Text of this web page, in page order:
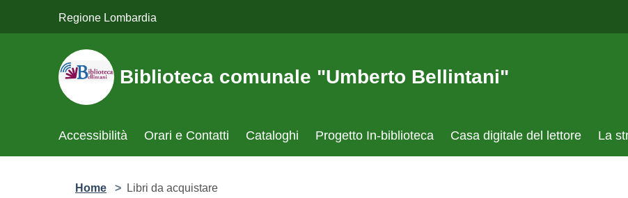
Regione Lombardia
Biblioteca comunale "Umberto Bellintani"
Accessibilità Orari e Contatti Cataloghi Progetto In-biblioteca Casa digitale del lettore La
Home > Libri da acquistare